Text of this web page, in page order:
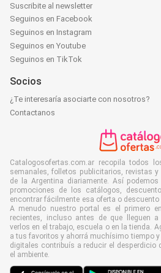
Suscribite al newsletter
Seguinos en Facebook
Seguinos en Instagram
Seguinos en Youtube
Seguinos en TikTok
Socios
¿Te interesaría asociarte con nosotros?
Contactanos
Catalogosofertas.com.ar recopila todos
semanales, folletos publicitarios, revistas
de la Argentina diariamente. Así
promociones de los catálogos,
encontrar fácilmente esa oferta o
A menudo nuestro portal es el primero
recientes, incluso antes de que lleguen
verlos en el trabajo, escuela o en la tienda.
a tus favoritos y ahorrá muchísimo tiempo y
digitales contribuís a reducir el desperdicio
el ambiente.